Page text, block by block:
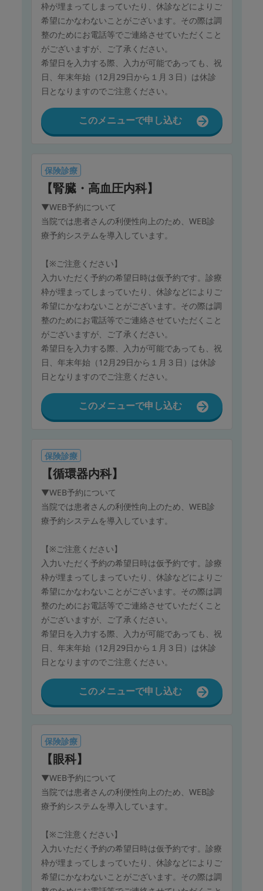
枠が埋まってしまっていたり、休診などによりご
希望にかなわないことがございます。その際は調
整のためにお電話等でご連絡させていただくこと
がございますが、ご了承ください。
希望日を入力する際、入力が可能であっても、祝
日、年末年始（12月29日から１月３日）は休診
日となりますのでご注意ください。
このメニューで申し込む
保険診療
【腎臓・高血圧内科】
▼WEB予約について
当院では患者さんの利便性向上のため、WEB診
療予約システムを導入しています。
【※ご注意ください】
入力いただく予約の希望日時は仮予約です。診療
枠が埋まってしまっていたり、休診などによりご
希望にかなわないことがございます。その際は調
整のためにお電話等でご連絡させていただくこと
がございますが、ご了承ください。
希望日を入力する際、入力が可能であっても、祝
日、年末年始（12月29日から１月３日）は休診
日となりますのでご注意ください。
このメニューで申し込む
保険診療
【循環器内科】
▼WEB予約について
当院では患者さんの利便性向上のため、WEB診
療予約システムを導入しています。
【※ご注意ください】
入力いただく予約の希望日時は仮予約です。診療
枠が埋まってしまっていたり、休診などによりご
希望にかなわないことがございます。その際は調
整のためにお電話等でご連絡させていただくこと
がございますが、ご了承ください。
希望日を入力する際、入力が可能であっても、祝
日、年末年始（12月29日から１月３日）は休診
日となりますのでご注意ください。
このメニューで申し込む
保険診療
【眼科】
▼WEB予約について
当院では患者さんの利便性向上のため、WEB診
療予約システムを導入しています。
【※ご注意ください】
入力いただく予約の希望日時は仮予約です。診療
枠が埋まってしまっていたり、休診などによりご
希望にかなわないことがございます。その際は調